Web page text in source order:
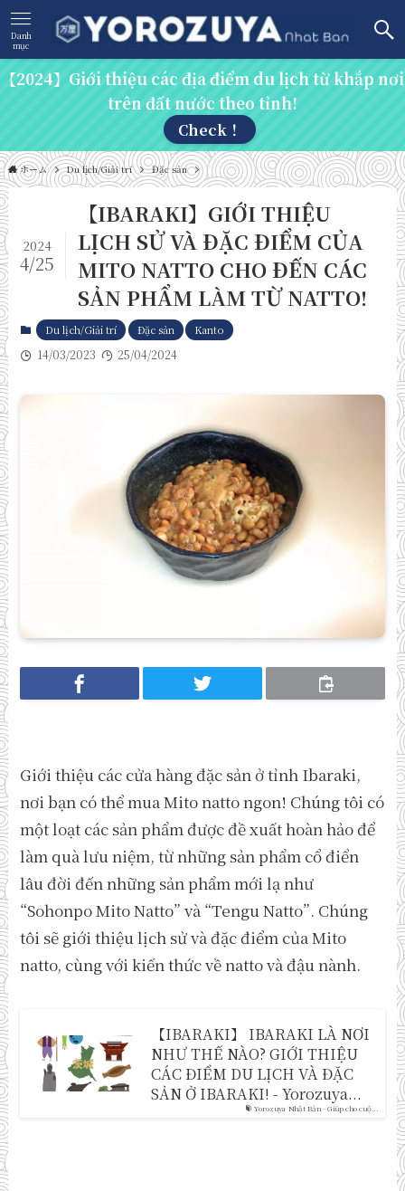
Danh
mục
【2024】Giới thiệu các địa điểm du lịch từ khắp nơi
trên đất nước theo tỉnh!
Check！
ホーム Du lịch/Giải trí Đặc sản
【IBARAKI】GIỚI THIỆU
LỊCH SỬ VÀ ĐẶC ĐIỂM CỦA
MITO NATTO CHO ĐẾN CÁC
SẢN PHẨM LÀM TỪ NATTO!
2024
4/25
Du lịch/Giải trí Đặc sản Kanto
14/03/2023 25/04/2024
Giới thiệu các cửa hàng đặc sản ở tỉnh Ibaraki,
nơi bạn có thể mua Mito natto ngon! Chúng tôi có
một loạt các sản phẩm được đề xuất hoàn hảo để
làm quà lưu niệm, từ những sản phẩm cổ điển
lâu đời đến những sản phẩm mới lạ như
“Sohonpo Mito Natto” và “Tengu Natto”. Chúng
tôi sẽ giới thiệu lịch sử và đặc điểm của Mito
natto, cùng với kiến ​​thức về natto và đậu nành.
Yorozuya Nhật Bản - Giúp cho cuộ...
【IBARAKI】 IBARAKI LÀ NƠI
NHƯ THẾ NÀO? GIỚI THIỆU
CÁC ĐIỂM DU LỊCH VÀ ĐẶC
SẢN Ở IBARAKI! - Yorozuya...